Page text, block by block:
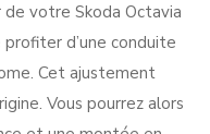
votre Skoda Octavia
d’une conduite
Cet ajustement
Vous pourrez alors